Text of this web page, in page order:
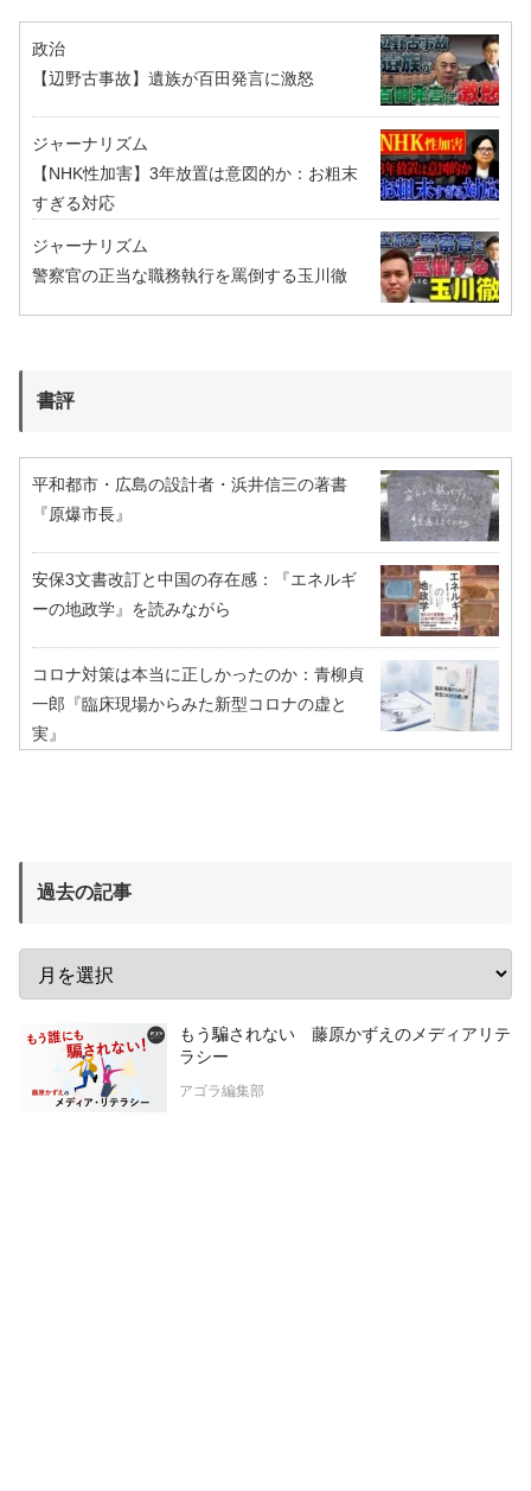
政治
【辺野古事故】遺族が百田発言に激怒
ジャーナリズム
【NHK性加害】3年放置は意図的か：お粗末
すぎる対応
ジャーナリズム
警察官の正当な職務執行を罵倒する玉川徹
書評
平和都市・広島の設計者・浜井信三の著書
『原爆市長』
安保3文書改訂と中国の存在感：『エネルギ
ーの地政学』を読みながら
コロナ対策は本当に正しかったのか：青柳貞
一郎『臨床現場からみた新型コロナの虚と
実』
過去の記事
もう騙されない 藤原かずえのメディアリテ
ラシー
アゴラ編集部